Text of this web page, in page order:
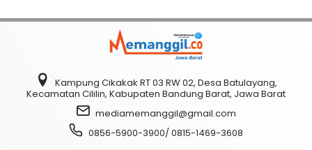
Kampung Cikakak RT 03 RW 02, Desa Batulayang,
Kecamatan Cililin, Kabupaten Bandung Barat, Jawa Barat
mediamemanggil@gmail.com
0856-5900-3900/ 0815-1469-3608